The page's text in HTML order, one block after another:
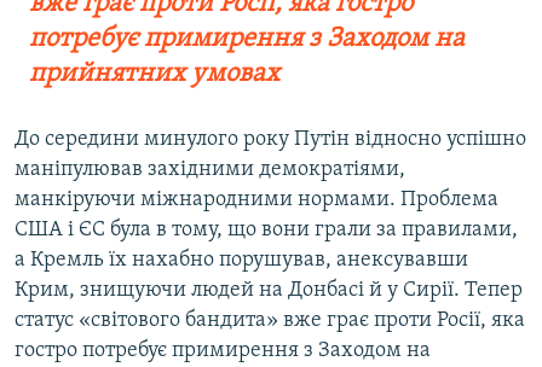
потребує примирення з Заходом на
прийнятних умовах
До середини минулого року Путін відносно успішно
маніпулював західними демократіями,
манкіруючи міжнародними нормами. Проблема
США і ЄС була в тому, що вони грали за правилами,
а Кремль їх нахабно порушував, анексувавши
Крим, знищуючи людей на Донбасі й у Сирії. Тепер
статус «світового бандита» вже грає проти Росії, яка
гостро потребує примирення з Заходом на